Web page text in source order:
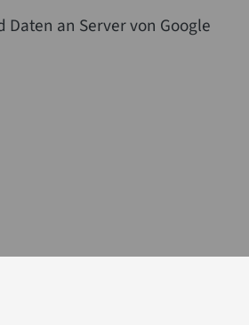
an Server von Google